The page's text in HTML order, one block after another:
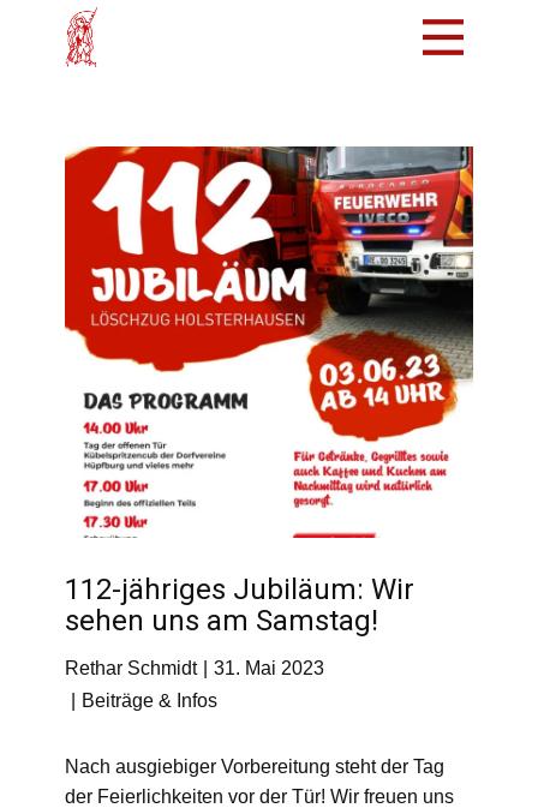
Löschzug
Tradition
Bürger
Intern
112-jähriges Jubiläum: Wir
sehen uns am Samstag!
Rethar Schmidt
31. Mai 2023
Beiträge & Infos
Nach ausgiebiger Vorbereitung steht der Tag
der Feierlichkeiten vor der Tür! Wir freuen uns